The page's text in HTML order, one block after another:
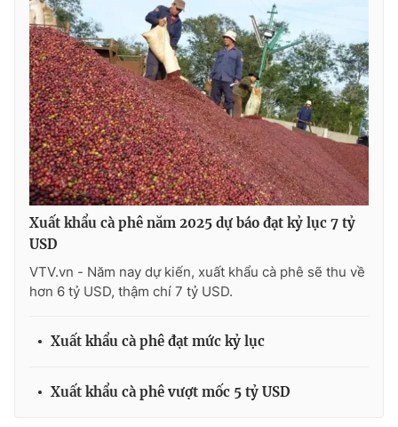
Xuất khẩu cà phê năm 2025 dự báo đạt kỷ lục 7 tỷ
USD
VTV.vn - Năm nay dự kiến, xuất khẩu cà phê sẽ thu về
hơn 6 tỷ USD, thậm chí 7 tỷ USD.
Xuất khẩu cà phê đạt mức kỷ lục
Xuất khẩu cà phê vượt mốc 5 tỷ USD